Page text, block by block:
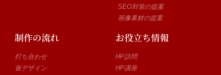
SEO対策の提案
画像素材の提案
制作の流れ
打ち合わせ
仮デザイン
お役立ち情報
HP訪問
HP講座